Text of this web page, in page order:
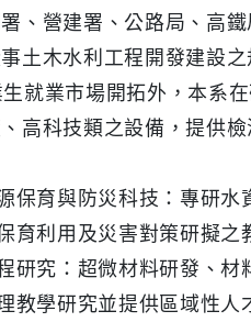
、營建署、公路局、高
土木水利工程開發建設
就業市場開拓外，本系
高科技類之設備，提供
保育與防災科技：專研
育利用及災害對策研擬之
研究：超微材料研發、
教學研究並提供區域性人